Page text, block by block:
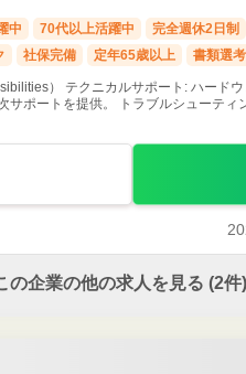
中 70代以上活躍中 完全週休2日制
社保完備 定年65歳以上 書類選
） テクニカルサポート: ハード
サポートを提供。 トラブルシューティ
の企業の他の求人を見る (2件)